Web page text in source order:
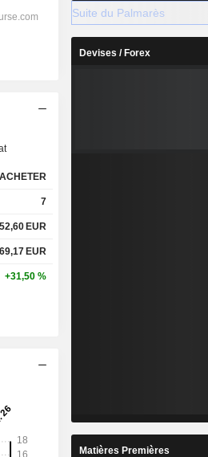
ACHETER
7
52,60 EUR
69,17 EUR
+31,50 %
Suite du Palmarès
Devises / Forex
Matières Premières